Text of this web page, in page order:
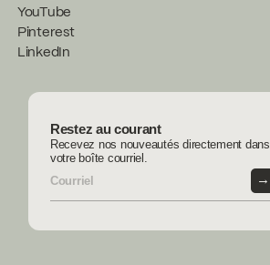
YouTube
Pinterest
LinkedIn
Restez au courant
Recevez nos nouveautés directement dans
votre boîte courriel.
→